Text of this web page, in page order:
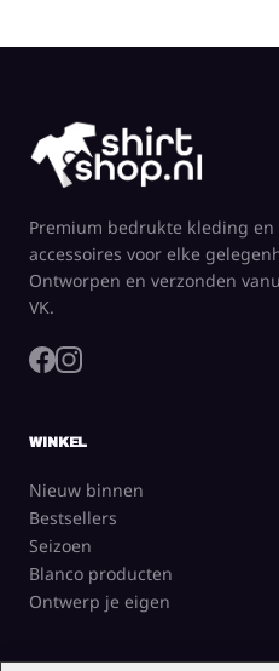
Premium bedrukte kleding en
accessoires voor elke
Ontworpen en verzonden
VK.
WINKEL
Nieuw binnen
Bestsellers
Seizoen
Blanco producten
Ontwerp je eigen